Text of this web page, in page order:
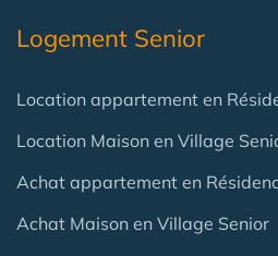
Logement Senior
Location appartement en
Location Maison en Village
Achat appartement en
Achat Maison en Village Senior